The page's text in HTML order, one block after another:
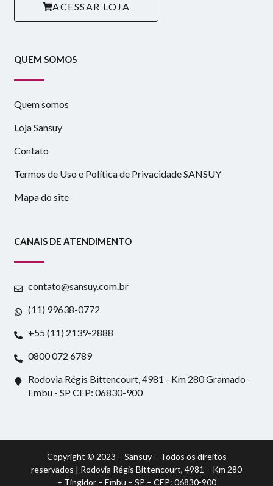
ACESSAR LOJA
QUEM SOMOS
Quem somos
Loja Sansuy
Contato
Termos de Uso e Política de Privacidade SANSUY
Mapa do site
CANAIS DE ATENDIMENTO
contato@sansuy.com.br
(11) 99638-0772
+55 (11) 2139-2888
0800 072 6789
Rodovia Régis Bittencourt, 4981 - Km 280 Gramado -
Embu - SP CEP: 06830-900
Copyright © 2023 – Sansuy – Todos os direitos
reservados | Rodovia Régis Bittencourt, 4981 – Km 280
– Tingidor – Embu – SP – CEP: 06830-900